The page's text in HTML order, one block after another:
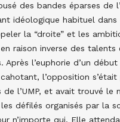
des bandes éparses de
idéologique habituel dans
la “droite” et les
raison inverse des talents
Après l’euphorie d’un
l’opposition s’était
de l’UMP, et avait trouvé le
défilés organisés par la
n’importe qui. Elle